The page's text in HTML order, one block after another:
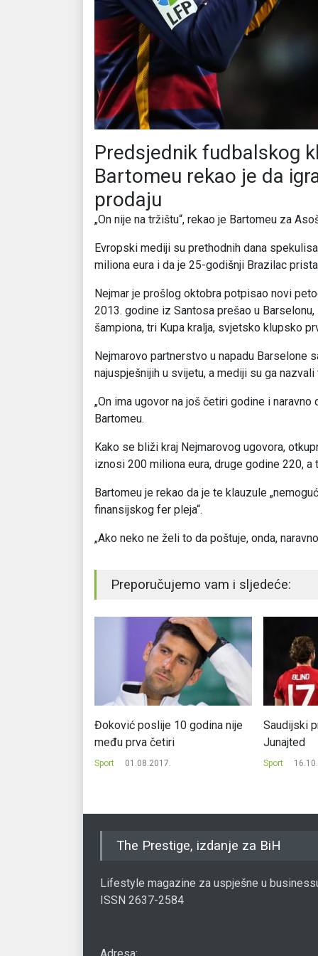
Predsjednik fudbalskog
Bartomeu rekao je da
prodaju
„On nije na tržištu“, rekao je Bartomeu za
Evropski mediji su prethodnih dana
miliona eura i da je 25-godišnji Brazilac
Nejmar je prošlog oktobra potpisao novi
2013. godine iz Santosa prešao u
šampiona, tri Kupa kralja, svjetsko klupsko
Nejmarovo partnerstvo u napadu Barselone
najuspješnijih u svijetu, a mediji su ga
„On ima ugovor na još četiri godine i naravno
Bartomeu.
Kako se bliži kraj Nejmarovog ugovora,
iznosi 200 miliona eura, druge godine 220,
Bartomeu je rekao da je te klauzule
finansijskog fer pleja“.
„Ako neko ne želi to da poštuje, onda,
Preporučujemo vam i sljedeće:
Đoković poslije 10 godina nije
među prva četiri
Sport 01.08.2017.
Saudijski
Junajted
Sport
The Prestige, izdanje za BiH
Lifestyle magazine za uspješne u
ISSN 2637-2584
Adresa: